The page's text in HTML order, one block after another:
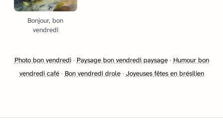
Bonjour, bon
vendredi
Photo bon vendredi· Paysage bon vendredi paysage· Humour bon
vendredi café· Bon vendredi drole· Joyeuses fêtes en brésilien